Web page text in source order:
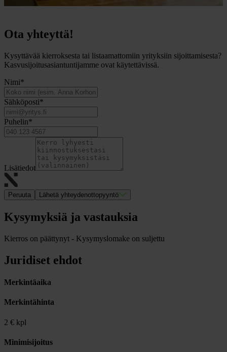
Ota yhteyttä!
Kysyttävää kierroksesta tai listaamattomiin yrityksiin sijoittamisesta?
Kasvusijoitusasiantuntijamme ovat käytettävissä.
Nimi*
Sähköposti*
Puhelin*
Lisätiedot
Peruuta Lähetä yhteydenottopyyntö
Kysymyksiä ja vastauksia
Kierros on päättynyt - Kysymyslomake on suljettu
Juridiset ehdot
Merkintäaika
Merkintähinta
2 € kpl
Minimisijoitus